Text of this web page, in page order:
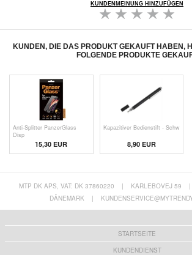
KUNDENMEINUNG HINZUFÜGEN
KUNDEN, DIE DAS PRODUKT GEKAUFT HABEN,
FOLGENDE PRODUKTE
Anti-Splitter PanzerGlass
Disp
15,30 EUR
Kapazitiver Bedienstift - Schw
8,90 EUR
MTP DK APS, VAT: DK 37860220 | KARLEBOVEJ 59 |
DÄNEMARK
|
STARTSEITE
KUNDENDIENST